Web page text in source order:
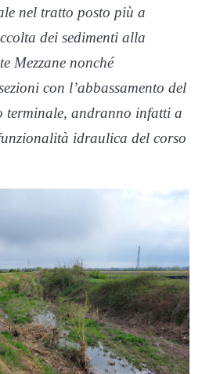
nel tratto posto più a
dei sedimenti alla
Mezzane nonché
con l’abbassamento del
terminale, andranno infatti a
idraulica del corso